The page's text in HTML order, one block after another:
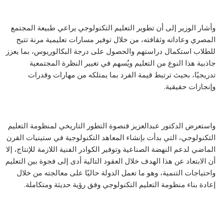
وأشار الوزير إلى أن تطوير التعليم التكنولوجي يراعي طبيعة المجتمع
المصري وعاداته وثقافته، من خلال توفير مسارات تعليمية مرنة تتيح
للطلاب استكمال دراستهم والحصول على درجة البكالوريوس، بما يعزز
جاذبية هذا النوع من التعليم ويُسهم في تغيير النظرة المجتمعية
تدريجيًا، بحيث ترتبط قيمة الفرد بما يمتلكه من مهارات وقدرات
وإنجازات حقيقية.
واستعرض الدكتور عبدالعزيز قنصوة التطور التاريخي لمنظومة التعليم
التكنولوجي، التي بدأت بإنشاء المعاهد التكنولوجية في ستينيات القرن
الماضي لدعم النهضة الصناعية وتوفير الكوادر الفنية اللازمة للإنتاج، إلا
أن الابتعاد عن هذا الهدف خلال العقود التالية أدى إلى فجوة بين التعليم
واحتياجات التنمية، وهو ما تعمل الدولة حاليًا على معالجته من خلال
إعادة بناء منظومة التعليم التكنولوجي وفق رؤية حديثة ومتكاملة.